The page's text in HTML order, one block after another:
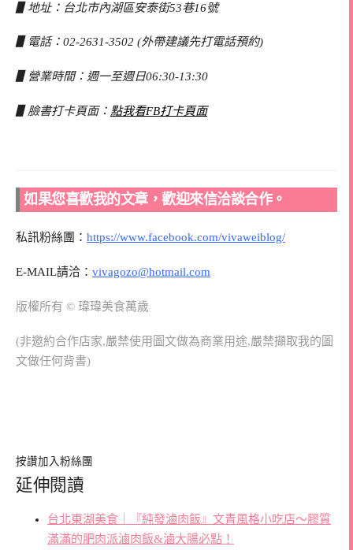
▋地址：台北市內湖區安泰街53巷16號
▋電話：02-2631-3502 (外帶建議先打電話預約)
▋營業時間：週一至週日06:30-13:30
▋臉書打卡頁面： 點我看FB打卡頁面
如果您喜歡我的文章，歡迎來信洽談合作。
私訊粉絲團： https://www.facebook.com/vivaweiblog/
E-MAIL請洽： vivagozo@hotmail.com
版權所有 © 瑋瑋美食萬歲
(非邀約合作店家,嚴禁使用圖文做為商業用途,嚴禁擷取我的圖
文做任何背書)
按讚加入粉絲團
延伸閱讀
台北東湖美食｜『純發滷肉飯』文青風格小吃店～膠質
滿滿的肥肉派滷肉飯&滷大腸必點！